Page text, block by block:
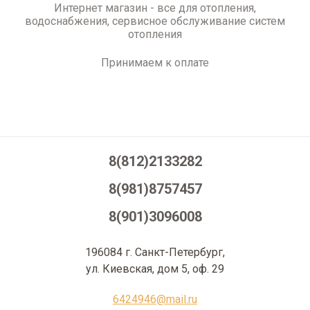
Интернет магазин - все для отопления,
водоснабжения, сервисное обслуживание систем
отопления
Принимаем к оплате
8(812)2133282
8(981)8757457
8(901)3096008
196084 г. Санкт-Петербург,
ул. Киевская, дом 5, оф. 29
6424946@mail.ru